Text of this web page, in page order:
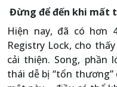
Đừng để đến khi mất
Hiện nay, đã có hơn
Registry Lock, cho
cải thiện. Song, phần
thái dễ bị “tổn